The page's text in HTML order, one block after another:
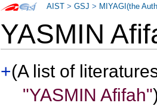
YASMIN
+(A list of
"YASMIN Afifah"
AIST >GSJ > MIYAGI(the